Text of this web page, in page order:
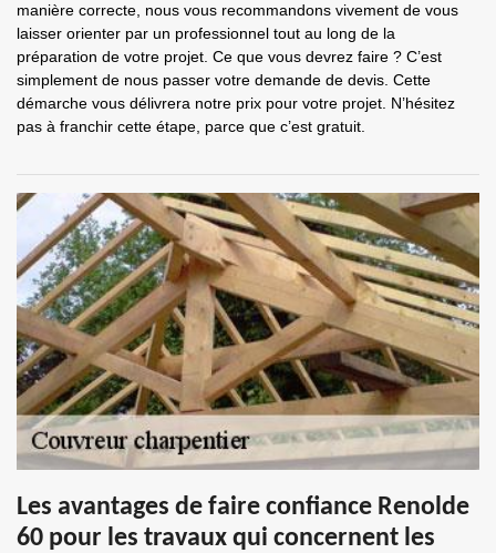
manière correcte, nous vous recommandons vivement de vous
laisser orienter par un professionnel tout au long de la
préparation de votre projet. Ce que vous devrez faire ? C’est
simplement de nous passer votre demande de devis. Cette
démarche vous délivrera notre prix pour votre projet. N’hésitez
pas à franchir cette étape, parce que c’est gratuit.
Les avantages de faire confiance Renolde
60 pour les travaux qui concernent les